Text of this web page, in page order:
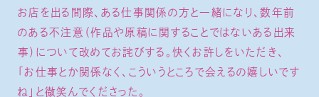
お店を出る間際、ある仕事関係の方と一緒になり、数年前
のある不注意（作品や原稿に関することではないある出来
事）について改めてお詫びする。快くお許しをいただき、
「お仕事とか関係なく、こういうところで会えるの嬉しいです
ね」と微笑んでくださった。